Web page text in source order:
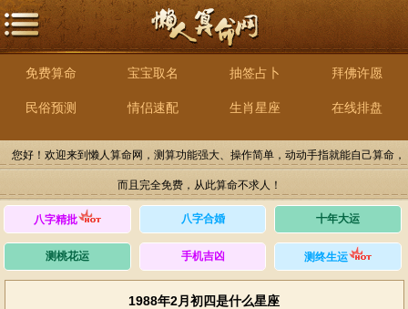
免费算命 宝宝取名 抽签占卜 拜佛许愿
民俗预测 情侣速配 生肖星座 在线排盘
您好！欢迎来到懒人算命网，测算功能强大、操作简单，动动手指就能自己算命，
而且完全免费，从此算命不求人！
八字精批 八字合婚 十年大运
测桃花运 手机吉凶 测终生运
1988年2月初四是什么星座